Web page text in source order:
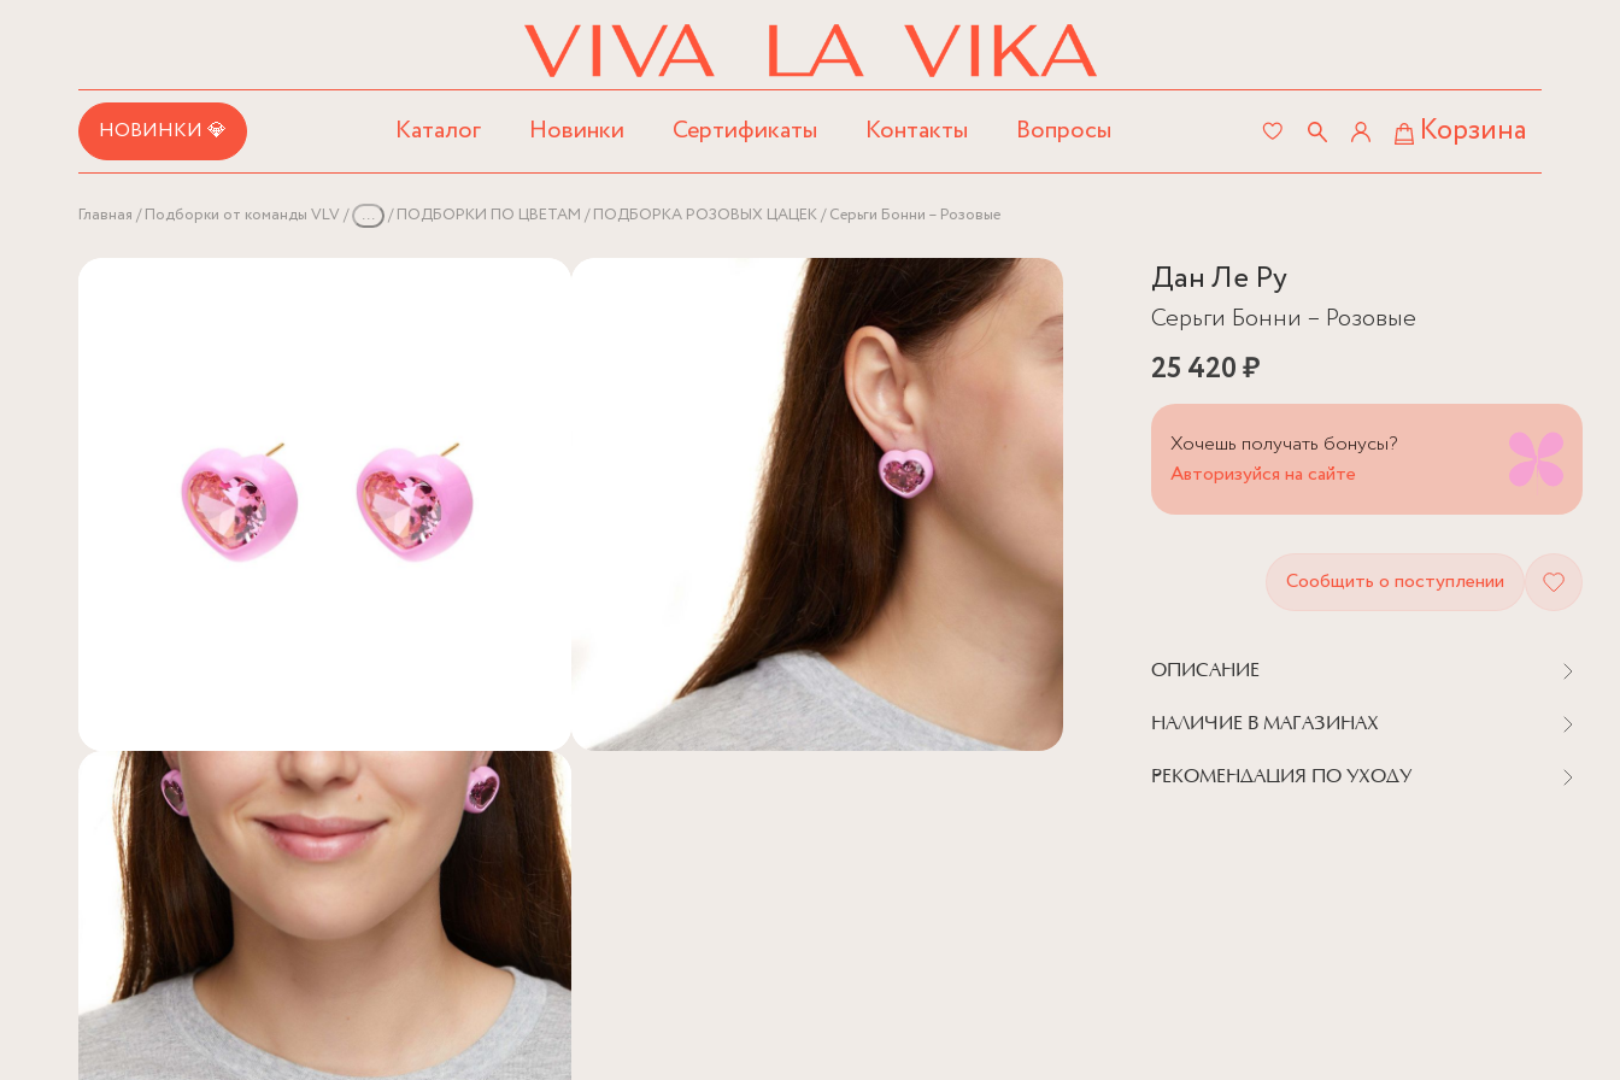
НОВИНКИ 💎 Каталог Новинки Сертификаты Контакты Вопросы Корзина
Главная Подборки от команды VLV ... ПОДБОРКИ ПО ЦВЕТАМ ПОДБОРКА РОЗОВЫХ ЦАЦЕК Серьги Бонни – Розовые
Дан Ле Ру
Серьги Бонни – Розовые
25 420 ₽
Хочешь получать бонусы?
Авторизуйся на сайте
Сообщить о поступлении
ОПИСАНИЕ
НАЛИЧИЕ В МАГАЗИНАХ
РЕКОМЕНДАЦИЯ ПО УХОДУ